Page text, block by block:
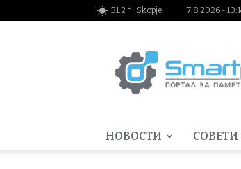
31.2 C Skopje 7.8.2026 -
НОВОСТИ СОВЕТИ